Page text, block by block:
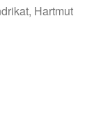
Hartmut